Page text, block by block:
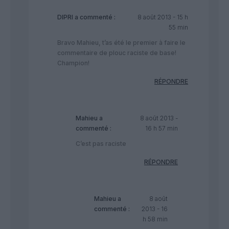
DIPRI a commenté :
8 août 2013 - 15 h
55 min
Bravo Mahieu, t’as été le premier à faire le
commentaire de plouc raciste de base!
Champion!
RÉPONDRE
Mahieu a
commenté :
8 août 2013 -
16 h 57 min
C’est pas raciste
RÉPONDRE
Mahieu a
commenté :
8 août
2013 - 16
h 58 min